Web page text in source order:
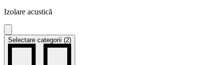
Izolare acustică
Selectare categorii (2)